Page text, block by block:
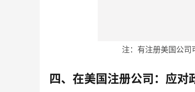
注：有注册美国公司
四、在美国注册公司：应